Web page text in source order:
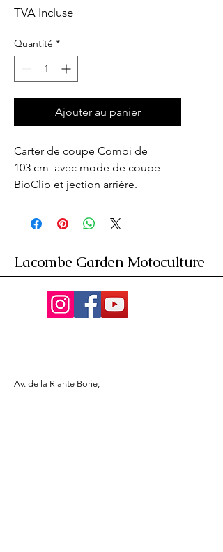
TVA Incluse
Quantité *
Ajouter au panier
Carter de coupe Combi de
103 cm  avec mode de coupe
BioClip et jection arrière.
Lacombe Garden Motoculture
Av. de la Riante Borie,